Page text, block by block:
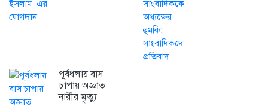
পূর্বধলায় বাস
চাপায় অজ্ঞাত
নারীর মৃত্যু